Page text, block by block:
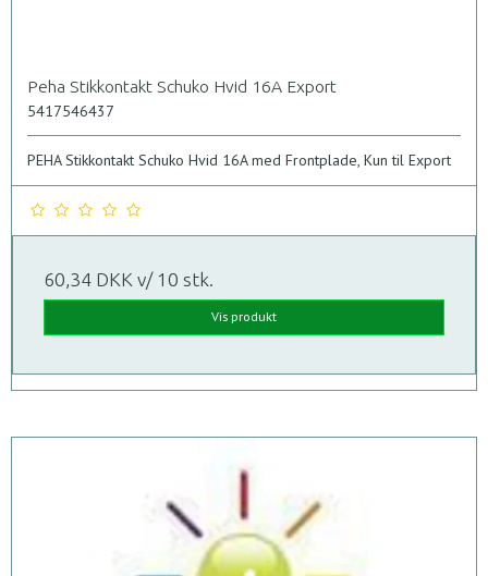
Peha Stikkontakt Schuko Hvid 16A Export
5417546437
PEHA Stikkontakt Schuko Hvid 16A med Frontplade, Kun til Export
60,34 DKK v/ 10 stk.
Vis produkt